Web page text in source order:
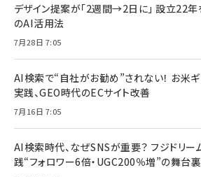
デザイン提案が「2週間→2日に」 設立22
のAI活用法
7月28日 7:05
AI検索で“自社がお勧め”されない！ お米
実践、GEO時代のECサイト改善
7月16日 7:05
AI検索時代、なぜSNSが重要？ フジドリー
践“フォロワー6倍・UGC200％増”の舞台裏